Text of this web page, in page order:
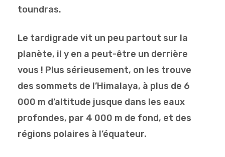
toundras.
Le tardigrade vit un peu partout sur la
planète, il y en a peut-être un derrière
vous ! Plus sérieusement, on les trouve
des sommets de l’Himalaya, à plus de 6
000 m d’altitude jusque dans les eaux
profondes, par 4 000 m de fond, et des
régions polaires à l’équateur.